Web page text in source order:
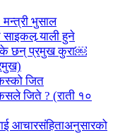
मन्त्री भुसाल
साइकल र्‍याली हुने
के छन् प्रमुख कुरा￼
जित
जिते ? (राती १०
आचारसंहिताअनुसारको